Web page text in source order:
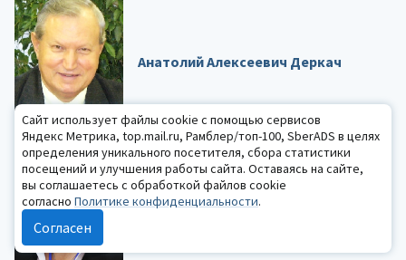
Анатолий Алексеевич Деркач
Татьяна Александровна
Строганова
Сайт использует файлы cookie с помощью сервисов
Яндекс Метрика, top.mail.ru, Рамблер/топ-100, SberADS в целях
определения уникального посетителя, сбора статистики
посещений и улучшения работы сайта. Оставаясь на сайте,
вы соглашаетесь с обработкой файлов cookie
согласно Политике конфиденциальности.
Согласен